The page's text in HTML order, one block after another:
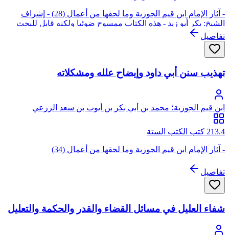
- آثار الإمام ابن قيم الجوزية وما لحقها من أعمال (28) - إشراف
الشيخ: بكر أبو زيد - هذه الكتاب ممسوح ضوئيا ولكنه قابل للبحث
والنسخ
تفاصيل
تهذيب سنن أبي داود وإيضاح علله ومشكلاته
ابن قيم الجوزية؛ محمد بن أبي بكر بن أيوب بن سعد الزرعي
الدمشقي، أبو عبد الله، شمس الدين
213.4 كتب الكتب الستة
- آثار الإمام ابن قيم الجوزية وما لحقها من أعمال (34)
تفاصيل
شفاء العليل في مسائل القضاء والقدر والحكمة والتعليل